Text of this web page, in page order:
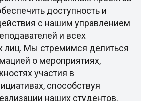
доступность и
с нашим управлением
и всех
лиц. Мы стремимся делиться
о мероприятиях,
участия в
способствуя
наших студентов.